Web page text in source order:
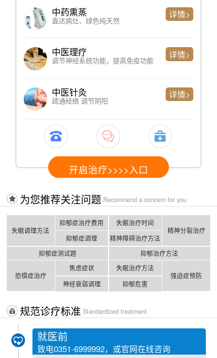
心理测评
判断精神问题严重程度、简单便捷
详情>
专家诊断
了解过往病史、制定科学检测方案
详情>
心电图检测
心脏健康情况，以排查躯体性因素
详情>
开启治疗>>>>入口
为您推荐关注问题 Recommend a concern for you
失眠调理方法
抑郁症治疗费用
抑郁症调理
失眠治疗时间
精神障碍治疗方法
精神分裂治疗
抑郁症测试题 抑郁治疗方法
恐惧症治疗
焦虑症状
神经衰弱调理
失眠治疗方法
抑郁危害
强迫症预防
规范诊疗标准 Standardized treatment
就医前
致电0351-6999992，或官网在线咨询